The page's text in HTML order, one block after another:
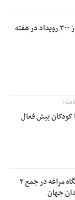
برگزاری بیش از ۳۰۰ رویداد در هفته
کودکان بیش فعال
۱۰ محقق دانشگاه مراغه در جمع ۲
جهان